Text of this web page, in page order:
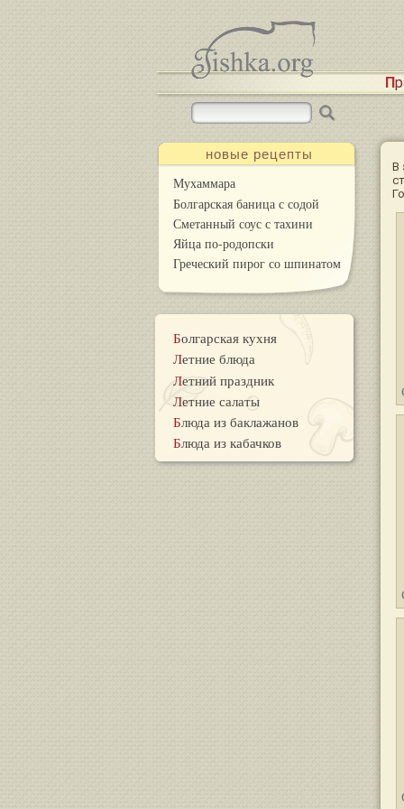
новые рецепты
Мухаммара
Болгарская баница с содой
Сметанный соус с тахини
Яйца по-родопски
Греческий пирог со шпинатом
Болгарская кухня
Летние блюда
Летний праздник
Летние салаты
Блюда из баклажанов
Блюда из кабачков
В